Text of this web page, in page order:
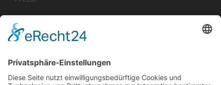
Bekanntmachungen